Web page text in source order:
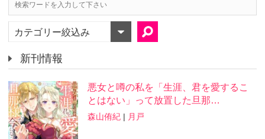
カテゴリー絞込み
新刊情報
悪女と噂の私を「生涯、君を愛するこ
とはない」って放置した旦那…
森山侑紀 | 月戸